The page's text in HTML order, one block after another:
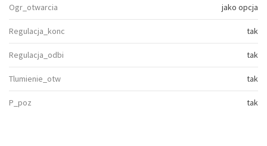
Ogr_otwarcia jako opcja
Regulacja_konc tak
Regulacja_odbi tak
Tlumienie_otw tak
P_poz tak